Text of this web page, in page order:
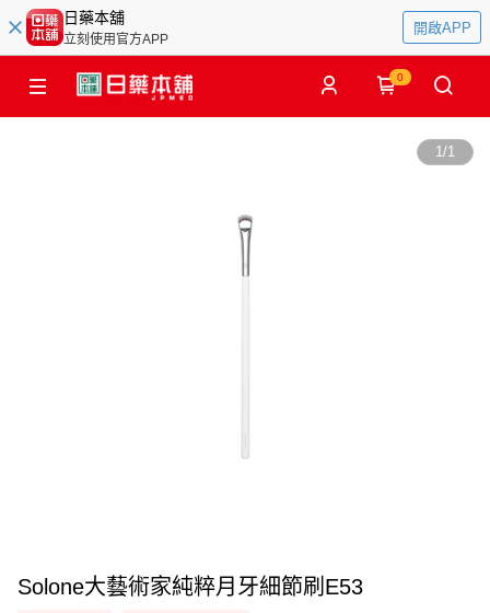
日藥本舖
立刻使用官方APP
開啟APP
0
1/1
Solone大藝術家純粹月牙細節刷E53